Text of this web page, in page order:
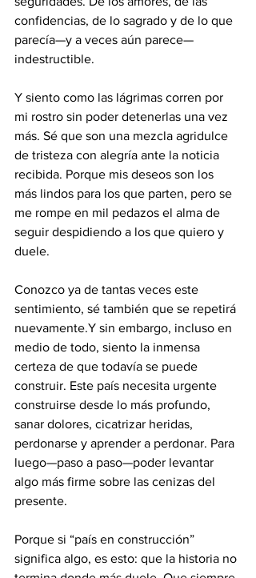
confidencias, de lo sagrado y de lo que
parecía—y a veces aún parece—
indestructible.
Y siento como las lágrimas corren por
mi rostro sin poder detenerlas una vez
más. Sé que son una mezcla agridulce
de tristeza con alegría ante la noticia
recibida. Porque mis deseos son los
más lindos para los que parten, pero se
me rompe en mil pedazos el alma de
seguir despidiendo a los que quiero y
duele.
Conozco ya de tantas veces este
sentimiento, sé también que se repetirá
nuevamente.Y sin embargo, incluso en
medio de todo, siento la inmensa
certeza de que todavía se puede
construir. Este país necesita urgente
construirse desde lo más profundo,
sanar dolores, cicatrizar heridas,
perdonarse y aprender a perdonar. Para
luego—paso a paso—poder levantar
algo más firme sobre las cenizas del
presente.
Porque si “país en construcción”
significa algo, es esto: que la historia no